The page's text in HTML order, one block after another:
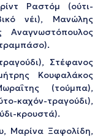
Ραστόμ (ούτι-
νέι), Μανώλης
Αναγνωστόπουλος
Στέφανος
Κουφαλάκος
(τούμπα),
καχόν-τραγούδι),
κρουστά).
Μαρίνα Ξαφολίδη,